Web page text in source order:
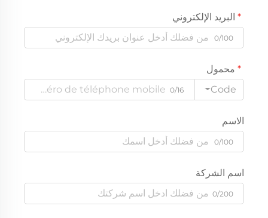
البريد الإلكتروني
0/100
محمول
Code
0/16
الاسم
0/100
اسم الشركة
0/200